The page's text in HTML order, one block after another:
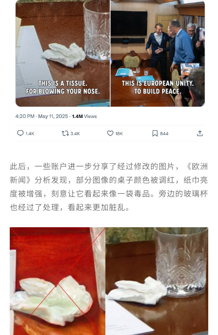
此后，一些账户进一步分享了经过修改的图片，《欧洲
新闻》分析发现，部分图像的桌子颜色被调红，纸巾亮
度被增强，刻意让它看起来像一袋毒品。旁边的玻璃杯
也经过了处理，看起来更加脏乱。